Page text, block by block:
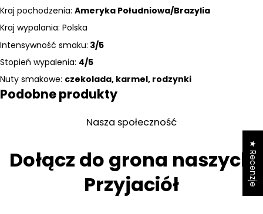
Kraj pochodzenia: Ameryka Południowa/Brazylia
Kraj wypalania: Polska
Intensywność smaku: 3/5
Stopień wypalenia: 4/5
Nuty smakowe: czekolada, karmel, rodzynki
Podobne produkty
Nasza społeczność
Dołącz do grona naszych
Przyjaciół
★ Recenzje